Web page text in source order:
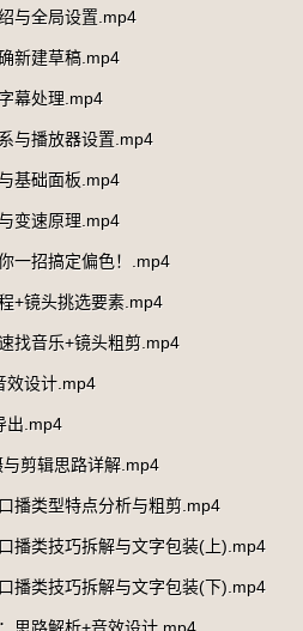
与全局设置.mp4
新建草稿.mp4
幕处理.mp4
与播放器设置.mp4
基础面板.mp4
变速原理.mp4
一招搞定偏色！.mp4
+镜头挑选要素.mp4
找音乐+镜头粗剪.mp4
效设计.mp4
出.mp4
剪辑思路详解.mp4
播类型特点分析与粗剪.mp4
播类技巧拆解与文字包装(上).mp4
播类技巧拆解与文字包装(下).mp4